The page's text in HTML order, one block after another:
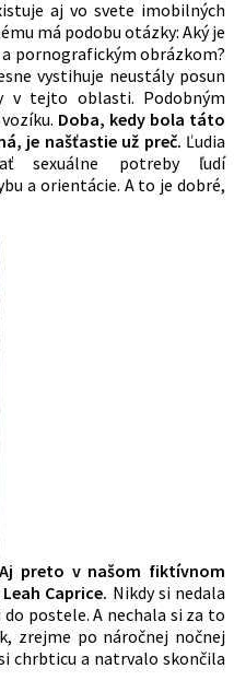
aj vo svete imobilných
má podobu otázky: Aký je
pornografickým obrázkom?
vystihuje neustály posun
v tejto oblasti. Podobným
Doba, kedy bola táto
je našťastie už preč. Ľudia
sexuálne potreby ľudí
a orientácie. A to je dobré,
Aj preto v našom fiktívnom
Caprice. Nikdy si nedala
postele. A nechala si za to
zrejme po náročnej nočnej
chrbticu a natrvalo skončila